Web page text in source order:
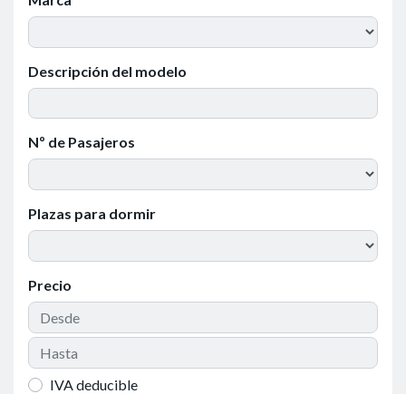
Descripción del modelo
Nº de Pasajeros
Plazas para dormir
Precio
IVA deducible